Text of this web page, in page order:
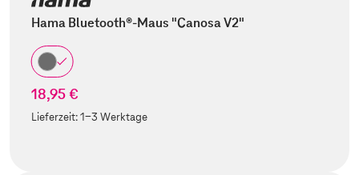
Hama Bluetooth®-Maus "Canosa V2"
18,95 €
Lieferzeit:1-3 Werktage